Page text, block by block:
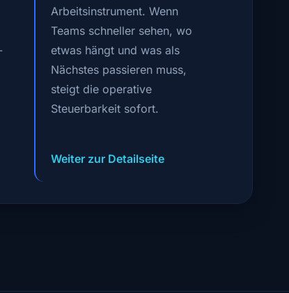
Arbeitsinstrument. Wenn
Teams schneller sehen, wo
etwas hängt und was als
Nächstes passieren muss,
steigt die operative
Steuerbarkeit sofort.
Weiter zur Detailseite